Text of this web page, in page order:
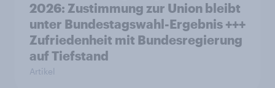
2026: Zustimmung zur Union bleibt
unter Bundestagswahl-Ergebnis +++
Zufriedenheit mit Bundesregierung
auf Tiefstand
Artikel